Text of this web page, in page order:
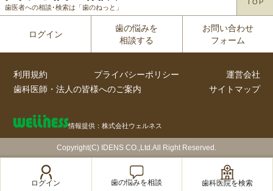
歯医者への相談･検索は「歯のねっと」
TOP
ログイン
歯の悩みを
相談する
お問い合わせ
フォーム
利用規約 プライバシーポリシー
運営会社
歯科医師・法人の皆様へのご案内
サイトマップ
情報提供：株式会社ウェルネス
Copyright(C) IDENS CO.,Ltd.All Right Reserved.
ログイン 歯の悩みを相談 歯科医院を検索